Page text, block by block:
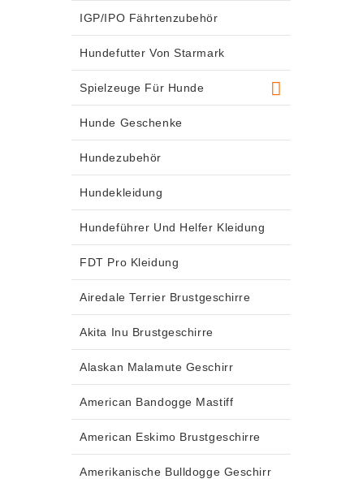
IGP/IPO Fährtenzubehör
Hundefutter Von Starmark
Spielzeuge Für Hunde
Hunde Geschenke
Hundezubehör
Hundekleidung
Hundeführer Und Helfer Kleidung
FDT Pro Kleidung
Airedale Terrier Brustgeschirre
Akita Inu Brustgeschirre
Alaskan Malamute Geschirr
American Bandogge Mastiff
American Eskimo Brustgeschirre
Amerikanische Bulldogge Geschirr